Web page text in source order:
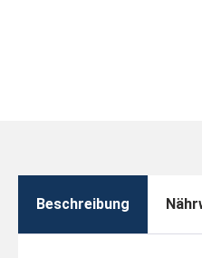
Beschreibung